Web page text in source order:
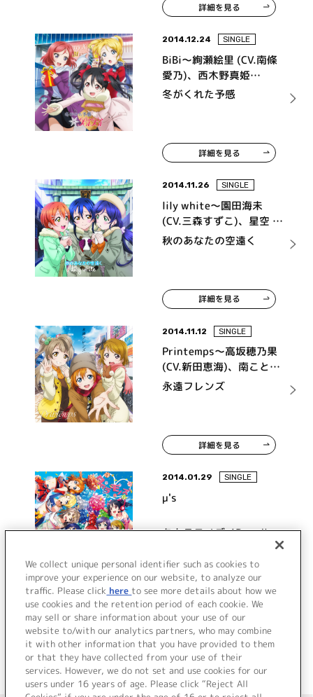
詳細を見る
2014.12.24 SINGLE
BiBi～絢瀬絵里 (CV.南條
愛乃)、西木野真姫
(CV.Pile)、矢澤にこ (CV.
冬がくれた予感
詳細を見る
2014.11.26 SINGLE
lily white～園田海未
(CV.三森すずこ)、星空 凛
(CV.飯田里穂)、東條 希
秋のあなたの空遠く
詳細を見る
2014.11.12 SINGLE
Printemps～高坂穂乃果
(CV.新田恵海)、南ことり
(CV.内田 彩)、小泉花陽
永遠フレンズ
詳細を見る
2014.01.29 SINGLE
μ's
タカラモノズ／Paradise
詳細を見る
We collect unique personal identifier such as cookies to
improve your experience on our website, to analyze our
traffic. Please click here to see more details about how we
use cookies and the retention period of each cookie. We
may sell or share information about your use of our
website to/with our analytics partners, who may combine
it with other information that you have provided to them
or that they have collected from your use of their
services. However, we do not set and use cookies for our
users under 16 years of age. Please click “Reject All